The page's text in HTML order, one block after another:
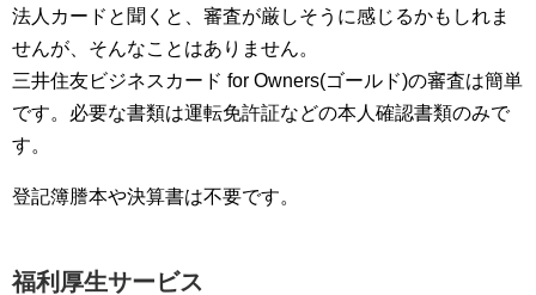
法人カードと聞くと、審査が厳しそうに感じるかもしれま
せんが、そんなことはありません。
三井住友ビジネスカード for Owners(ゴールド)の審査は簡単
です。必要な書類は運転免許証などの本人確認書類のみで
す。
登記簿謄本や決算書は不要です。
福利厚生サービス